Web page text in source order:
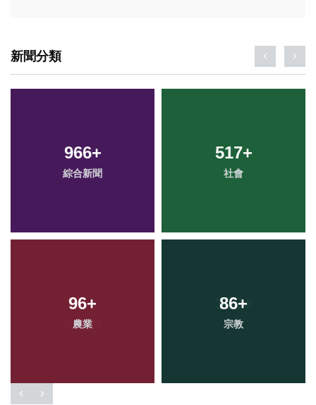
新聞分類
966+
綜合新聞
517+
社會
96+
農業
86+
宗教